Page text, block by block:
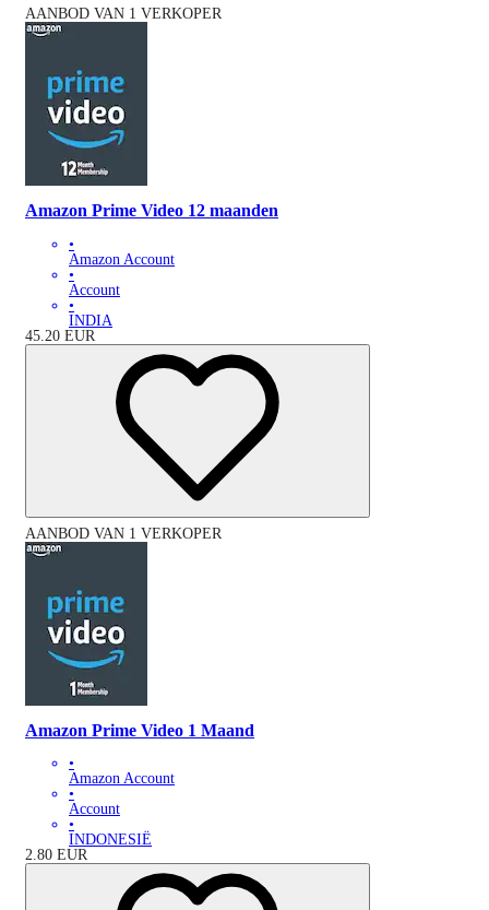
AANBOD VAN 1 VERKOPER
Amazon Prime Video 12 maanden
•
Amazon Account
•
Account
•
INDIA
45.20 EUR
AANBOD VAN 1 VERKOPER
Amazon Prime Video 1 Maand
•
Amazon Account
•
Account
•
INDONESIË
2.80 EUR